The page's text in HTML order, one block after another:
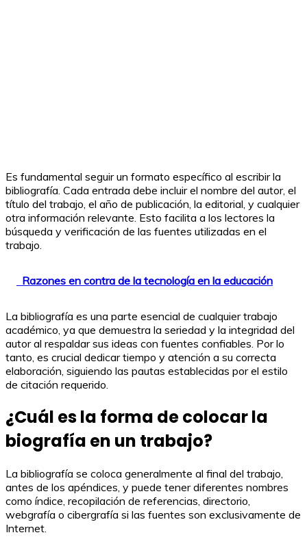
Es fundamental seguir un formato específico al escribir la
bibliografía. Cada entrada debe incluir el nombre del autor, el
título del trabajo, el año de publicación, la editorial, y cualquier
otra información relevante. Esto facilita a los lectores la
búsqueda y verificación de las fuentes utilizadas en el
trabajo.
Razones en contra de la tecnología en la educación
La bibliografía es una parte esencial de cualquier trabajo
académico, ya que demuestra la seriedad y la integridad del
autor al respaldar sus ideas con fuentes confiables. Por lo
tanto, es crucial dedicar tiempo y atención a su correcta
elaboración, siguiendo las pautas establecidas por el estilo
de citación requerido.
¿Cuál es la forma de colocar la
biografía en un trabajo?
La bibliografía se coloca generalmente al final del trabajo,
antes de los apéndices, y puede tener diferentes nombres
como índice, recopilación de referencias, directorio,
webgrafía o cibergrafía si las fuentes son exclusivamente de
Internet.